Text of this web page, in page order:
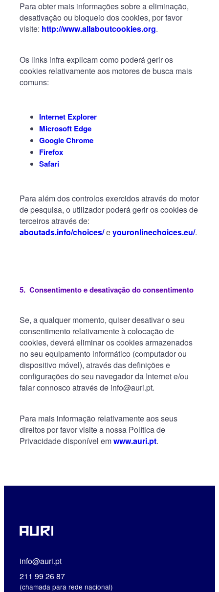
Para obter mais informações sobre a eliminação,
desativação ou bloqueio dos cookies, por favor
visite: http://www.allaboutcookies.org.
Os links infra explicam como poderá gerir os
cookies relativamente aos motores de busca mais
comuns:
Internet Explorer
Microsoft Edge
Google Chrome
Firefox
Safari
Para além dos controlos exercidos através do motor
de pesquisa, o utilizador poderá gerir os cookies de
terceiros através de:
aboutads.info/choices/eyouronlinechoices.eu/.
5. Consentimento e desativação do consentimento
Se, a qualquer momento, quiser desativar o seu
consentimento relativamente à colocação de
cookies, deverá eliminar os cookies armazenados
no seu equipamento informático (computador ou
dispositivo móvel), através das definições e
configurações do seu navegador da Internet e/ou
falar connosco através de info@auri.pt.
Para mais informação relativamente aos seus
direitos por favor visite a nossa Política de
Privacidade disponível emwww.auri.pt.
info@auri.pt
211 99 26 87
(chamada para rede nacional)